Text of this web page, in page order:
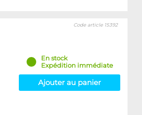
Code article 15392
En stock
Expédition immédiate
Ajouter au panier